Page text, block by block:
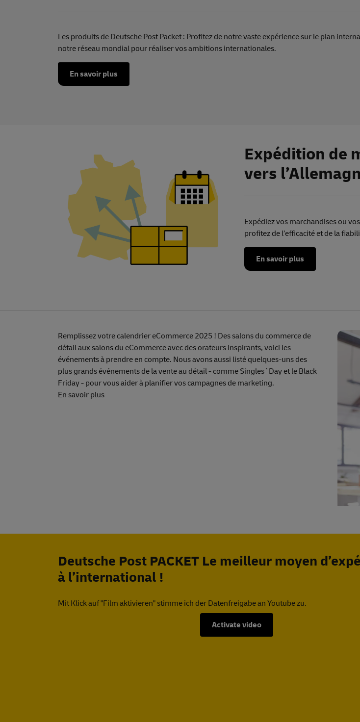
Les produits de Deutsche Post Packet : Profitez de notre vaste expérience sur le plan
notre réseau mondial pour réaliser vos ambitions internationales.
En savoir plus
Expédition de
vers
Expédiez vos marchandises ou
profitez de l’efficacité et de la
En savoir plus
Remplissez votre calendrier eCommerce 2025 ! Des salons du commerce de
détail aux salons du eCommerce avec des orateurs inspirants, voici les
événements à prendre en compte. Nous avons aussi listé quelques-uns des
plus grands événements de la vente au détail - comme Singles`Day et le Black
Friday - pour vous aider à planifier vos campagnes de marketing.
En savoir plus
Deutsche Post PACKET Le meilleur moyen
à l’international !
Mit Klick auf "Film aktivieren" stimme ich der Datenfreigabe an Youtube zu.
Activate video